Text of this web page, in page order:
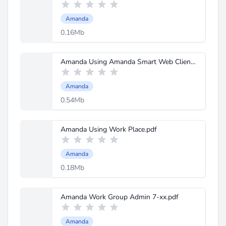
Amanda
0.16Mb
Amanda Using Amanda Smart Web Client.pdf
Amanda
0.54Mb
Amanda Using Work Place.pdf
Amanda
0.18Mb
Amanda Work Group Admin 7-xx.pdf
Amanda